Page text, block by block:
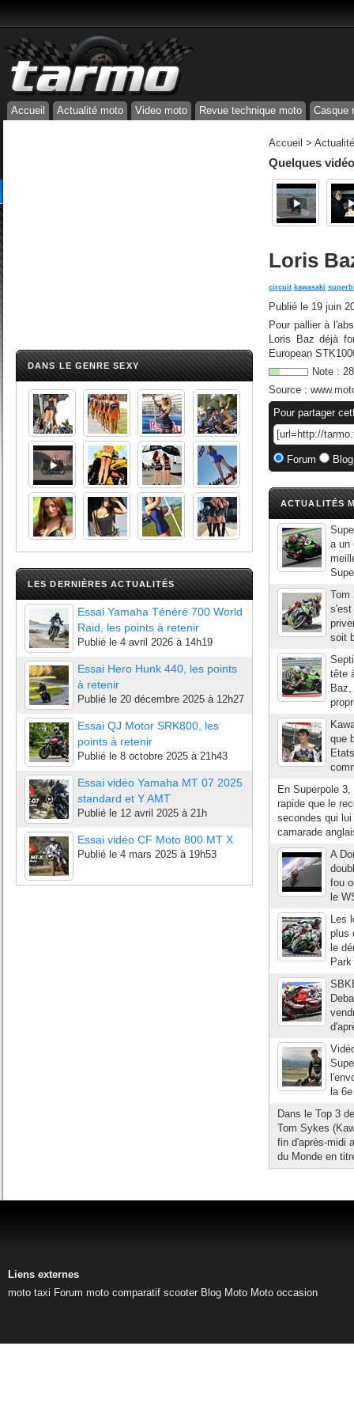
Accueil Actualité moto Video moto Revue technique moto Casque
DANS LE GENRE SEXY
LES DERNIÈRES ACTUALITÉS
Essai Yamaha Ténéré 700 World
Raid, les points à retenir
Publié le 4 avril 2026 à 14h19
Essai Hero Hunk 440, les points
à retenir
Publié le 20 décembre 2025 à 12h27
Essai QJ Motor SRK800, les
points à retenir
Publié le 8 octobre 2025 à 21h43
Essai vidéo Yamaha MT 07 2025
standard et Y AMT
Publié le 12 avril 2025 à 21h
Essai vidéo CF Moto 800 MT X
Publié le 4 mars 2025 à 19h53
Accueil >
Quelques
Loris
circuit kawasaki
Publié le 19 juin
Pour pallier à
Loris Baz déjà
European
Note : 28
Source :
Pour partager
Forum
ACTUALITÉS
a un
Tom
s'est
soit
tête
que
En Superpole
rapide que le
secondes qui
camarade
A
fou
le
Les
plus
le
la
Dans le Top 3
Tom Sykes
fin d'après-midi
du Monde en
Liens externes
moto taxi Forum moto comparatif scooter Blog Moto Moto occasion